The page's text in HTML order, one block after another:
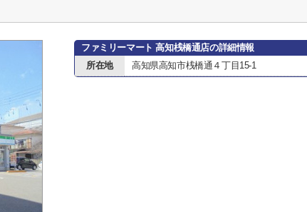
ファミリーマート 高知桟橋通店の詳細情報
所在地
高知県高知市桟橋通４丁目15-1